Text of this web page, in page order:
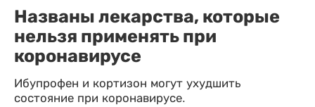
Названы лекарства, которые
нельзя применять при
коронавирусе
Ибупрофен и кортизон могут ухудшить
состояние при коронавирусе.